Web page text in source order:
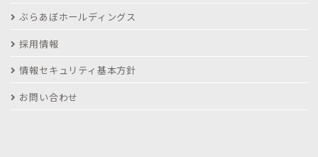
ぶらあぼホールディングス
採用情報
情報セキュリティ基本方針
お問い合わせ